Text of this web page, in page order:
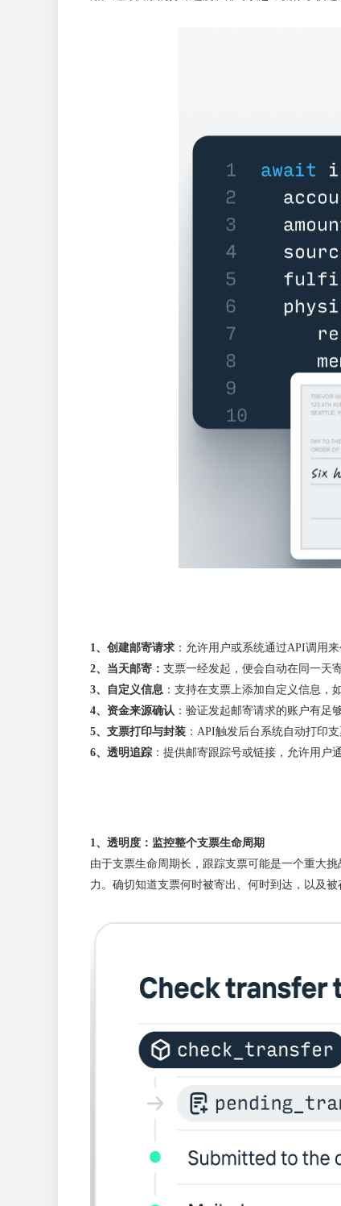
1、创建邮寄请求 ：允许用户或系统通过API调用
2、当天邮寄： 支票一经发起，便会自动在同一天寄
3、自定义信息 ：支持在支票上添加自定义信息，
4、资金来源确认 ：验证发起邮寄请求的账户有足
5、支票打印与封装 ：API触发后台系统自动打印
6、透明追踪 ：提供邮寄跟踪号或链接，允许用户
1、透明度：监控整个支票生命周期
由于支票生命周期长，跟踪支票可能是一个重大
力。确切知道支票何时被寄出、何时到达，以及